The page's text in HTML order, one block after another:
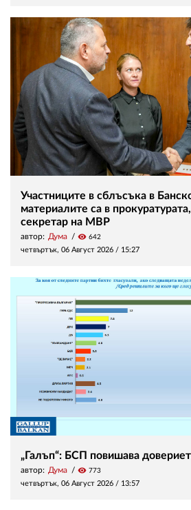
Участниците в сблъсъка в
материалите са в
секретар на МВР
автор: Дума visibility 642
четвъртък, 06 Август 2026 / 15:27
„Галъп“: БСП повишава
автор: Дума visibility 773
четвъртък, 06 Август 2026 / 13:57